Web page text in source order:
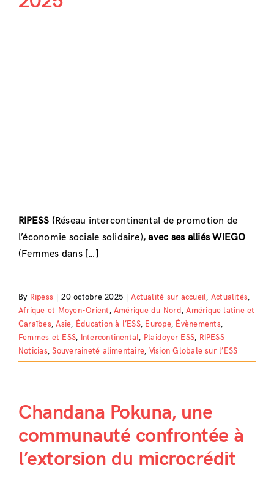
RIPESS (Réseau intercontinental de promotion de
l’économie sociale solidaire), avec ses alliés WIEGO
(Femmes dans […]
By Ripess 20 octobre 2025 Actualité sur accueil, Actualités,
Afrique et Moyen-Orient, Amérique du Nord,Amérique latine et
Caraïbes,Asie, Éducation à l’ESS, Europe, Évènements,
Femmes et ESS, Intercontinental, Plaidoyer ESS, RIPESS
Noticias,Souveraineté alimentaire, Vision Globale sur l’ESS
Chandana Pokuna, une
communauté confrontée à
l’extorsion du microcrédit